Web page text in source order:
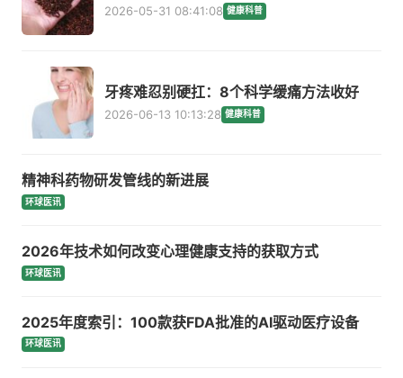
2026-05-31 08:41:08 健康科普
牙疼难忍别硬扛：8个科学缓痛方法收好
2026-06-13 10:13:28 健康科普
精神科药物研发管线的新进展
环球医讯
2026年技术如何改变心理健康支持的获取方式
环球医讯
2025年度索引：100款获FDA批准的AI驱动医疗设备
环球医讯